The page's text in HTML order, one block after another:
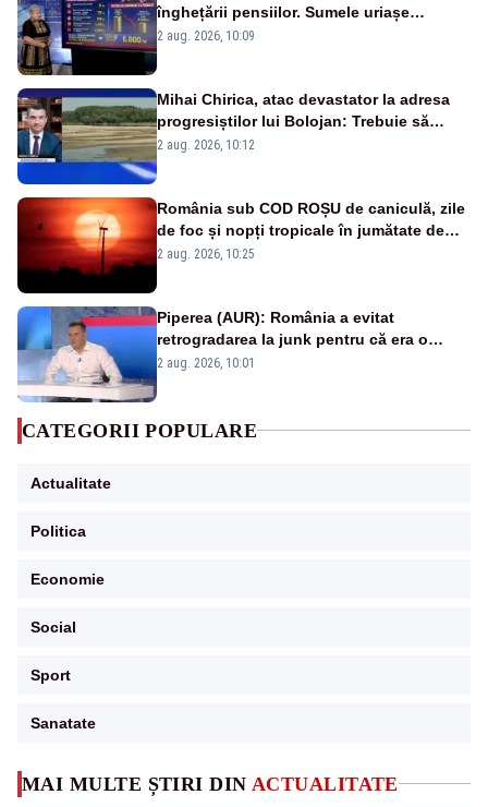
MAI MULTE ȘTIRI DIN ACTUALITATE
înghețării pensiilor. Sumele uriașe
pierdute de fiecare român
2 aug. 2026, 10:09
Mihai Chirica, atac devastator la adresa
progresiștilor lui Bolojan: Trebuie să
protejăm și natura, dar nu șținem omaneii
2 aug. 2026, 10:12
România sub COD ROȘU de caniculă, zile
de foc și nopți tropicale în jumătate de
țară
2 aug. 2026, 10:25
Piperea (AUR): România a evitat
retrogradarea la junk pentru că era o
catastrofă pentru bănci și fondurile de
2 aug. 2026, 10:01
CATEGORII POPULARE
Actualitate
Politica
Economie
Social
Sport
Sanatate